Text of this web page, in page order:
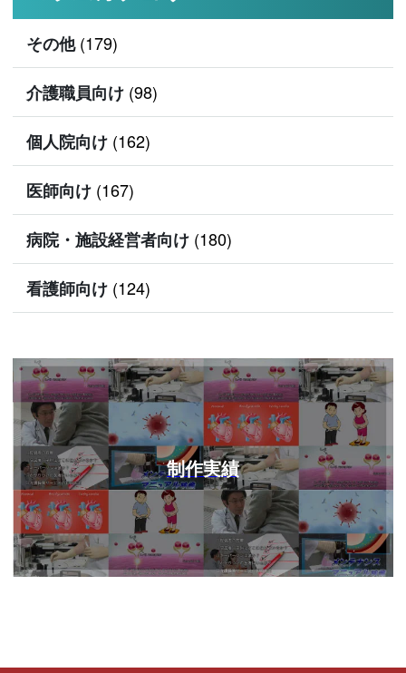
その他(179)
介護職員向け (98)
個人院向け (162)
医師向け (167)
病院・施設経営者向け (180)
看護師向け (124)
制作実績